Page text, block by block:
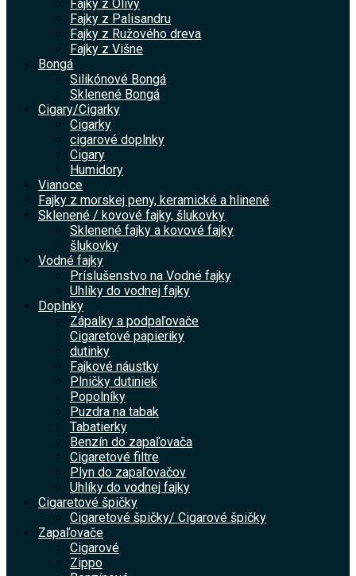
Fajky z Olivy
Fajky z Palisandru
Fajky z Ružového dreva
Fajky z Višne
Bongá
Silikónové Bongá
Sklenené Bongá
Cigary/Cigarky
Cigarky
cigarové doplnky
Cigary
Humidory
Vianoce
Fajky z morskej peny, keramické a hlinené
Sklenené / kovové fajky, šlukovky
Sklenené fajky a kovové fajky
šlukovky
Vodné fajky
Príslušenstvo na Vodné fajky
Uhlíky do vodnej fajky
Doplnky
Zápalky a podpaľovače
Cigaretové papieriky
dutinky
Fajkové náustky
Plničky dutiniek
Popolníky
Puzdra na tabak
Tabatierky
Benzín do zapaľovača
Cigaretové filtre
Plyn do zapaľovačov
Uhlíky do vodnej fajky
Cigaretové špičky
Cigaretové špičky/ Cigarové špičky
Zapaľovače
Cigarové
Zippo